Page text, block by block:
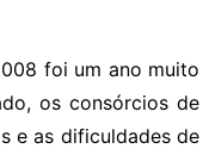
foi um ano muito
os consórcios de
e as dificuldades de